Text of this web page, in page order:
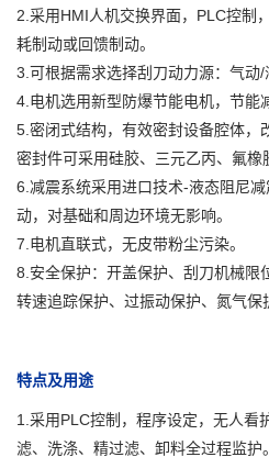
2.采用HMI人机交换界面，PLC控制
耗制动或回馈制动。
3.可根据需求选择刮刀动力源：气动/
4.电机选用新型防爆节能电机，节能
5.密闭式结构，有效密封设备腔体，
密封件可采用硅胶、三元乙丙、氟橡
6.减震系统采用进口技术-液态阻尼
动，对基础和周边环境无影响。
7.电机直联式，无皮带粉尘污染。
8.安全保护：开盖保护、刮刀机械限
转速追踪保护、过振动保护、氮气保
特点及用途
1.采用PLC控制，程序设定，无人看
滤、洗涤、精过滤、卸料全过程监护。